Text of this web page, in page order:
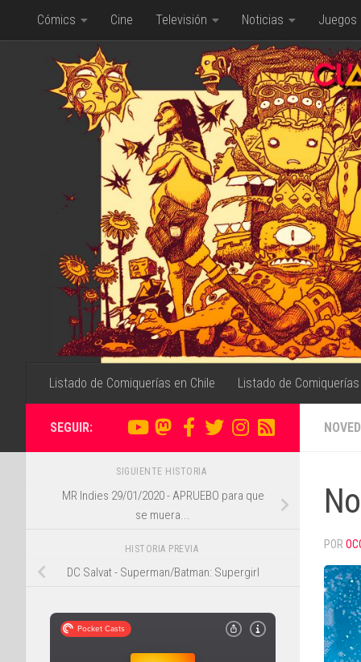
Saltar al contenido
Cómics Cine Televisión Noticias Juegos
Listado de Comiquerías en Chile Listado de
POR
SEGUIR:
SIGUIENTE HISTORIA
MR Indies 29/01/2020 - APRUEBO para que
se muera...
HISTORIA PREVIA
DC Salvat - Superman/Batman: Supergirl